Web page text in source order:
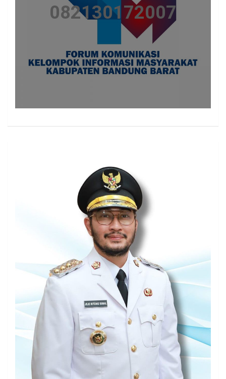
082130172007